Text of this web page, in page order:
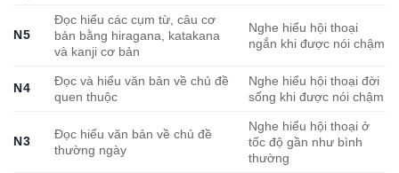
N5
Đọc hiểu các cụm từ, câu cơ
bản bằng hiragana, katakana
và kanji cơ bản
Nghe hiểu hội thoại
ngắn khi được nói chậm
N4
Đọc và hiểu văn bản về chủ đề
quen thuộc
Nghe hiểu hội thoại đời
sống khi được nói chậm
N3
Đọc hiểu văn bản về chủ đề
thường ngày
Nghe hiểu hội thoại ở
tốc độ gần như bình
thường